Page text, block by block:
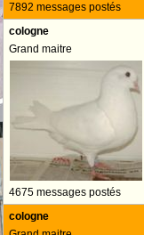
7892 messages postés
cologne
Grand maitre
4675 messages postés
cologne